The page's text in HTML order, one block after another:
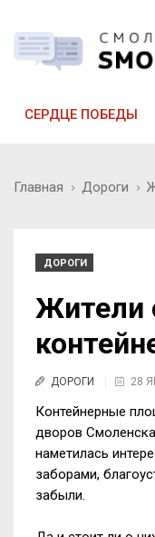
СЕРДЦЕ ПОБЕДЫ
Главная Дороги
ДОРОГИ
Жители
ДОРОГИ 28
Контейнерные
дворов
наметилась
заборами,
забыли.